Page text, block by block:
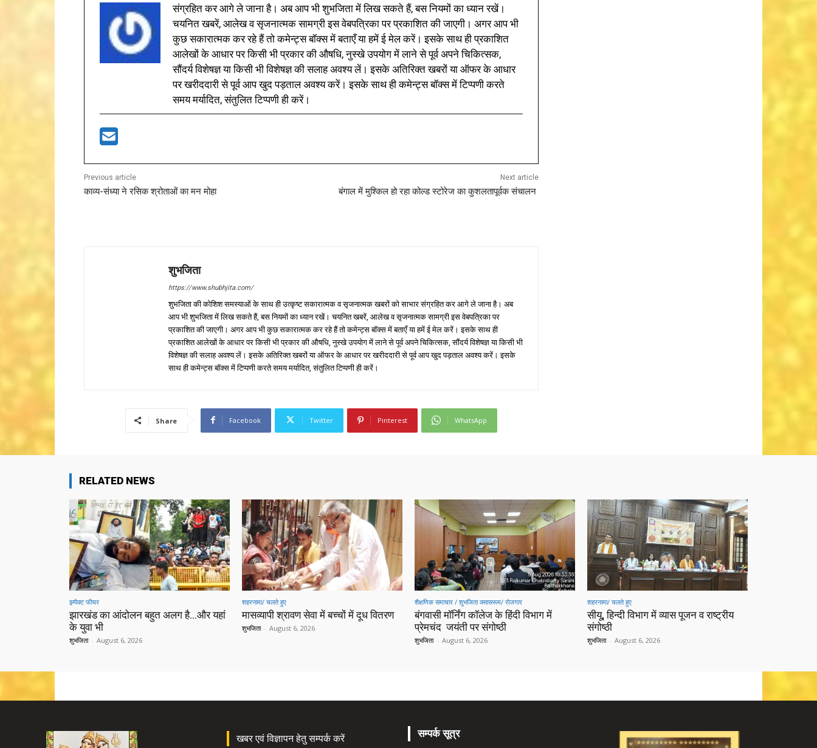
संग्रहित कर आगे ले जाना है। अब आप भी शुभजिता में लिख सकते हैं, बस नियमों का ध्यान रखें।
चयनित खबरें, आलेख व सृजनात्मक सामग्री इस वेबपत्रिका पर प्रकाशित की जाएगी। अगर आप भी
कुछ सकारात्मक कर रहे हैं तो कमेन्ट्स बॉक्स में बताएँ या हमें ई मेल करें। इसके साथ ही प्रकाशित
आलेखों के आधार पर किसी भी प्रकार की औषधि, नुस्खे उपयोग में लाने से पूर्व अपने चिकित्सक,
सौंदर्य विशेषज्ञ या किसी भी विशेषज्ञ की सलाह अवश्य लें। इसके अतिरिक्त खबरों या ऑफर के आधार
पर खरीददारी से पूर्व आप खुद पड़ताल अवश्य करें। इसके साथ ही कमेन्ट्स बॉक्स में टिप्पणी करते
समय मर्यादित, संतुलित टिप्पणी ही करें।
Previous article
काव्य-संध्या ने रसिक श्रोताओं का मन मोहा
Next article
बंगाल में मुश्किल हो रहा कोल्ड स्टोरेज का कुशलतापूर्वक संचालन
शुभजिता
https://www.shubhjita.com/
शुभजिता की कोशिश समस्याओं के साथ ही उत्कृष्ट सकारात्मक व सृजनात्मक खबरों को साभार संग्रहित कर आगे ले जाना है। अब
आप भी शुभजिता में लिख सकते हैं, बस नियमों का ध्यान रखें। चयनित खबरें, आलेख व सृजनात्मक सामग्री इस वेबपत्रिका पर
प्रकाशित की जाएगी। अगर आप भी कुछ सकारात्मक कर रहे हैं तो कमेन्ट्स बॉक्स में बताएँ या हमें ई मेल करें। इसके साथ ही
प्रकाशित आलेखों के आधार पर किसी भी प्रकार की औषधि, नुस्खे उपयोग में लाने से पूर्व अपने चिकित्सक, सौंदर्य विशेषज्ञ या किसी भी
विशेषज्ञ की सलाह अवश्य लें। इसके अतिरिक्त खबरों या ऑफर के आधार पर खरीददारी से पूर्व आप खुद पड़ताल अवश्य करें। इसके
साथ ही कमेन्ट्स बॉक्स में टिप्पणी करते समय मर्यादित, संतुलित टिप्पणी ही करें।
Share Facebook Twitter Pinterest WhatsApp
RELATED NEWS
इम्पैक्ट फीचर
झारखंड का आंदोलन बहुत अलग है…और यहां
के युवा भी
शुभजिता - August 6, 2026
शहरनामा/ चलते हुए
मासव्यापी श्रावण सेवा में बच्चों में दूध वितरण
शुभजिता - August 6, 2026
शैक्षणिक समाचार / शुभजिता क्सासरूम/ रोजगार
बंगवासी मॉर्निंग कॉलेज के हिंदी विभाग में
प्रेमचंद जयंती पर संगोष्ठी
शुभजिता - August 6, 2026
शहरनामा/ चलते हुए
सीयू, हिन्दी विभाग में व्यास पूजन व राष्ट्रीय
संगोष्ठी
शुभजिता - August 6, 2026
खबर एवं विज्ञापन हेतु सम्पर्क करें सम्पर्क सूत्र